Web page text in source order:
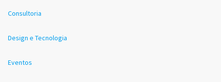
Consultoria
Design e Tecnologia
Eventos